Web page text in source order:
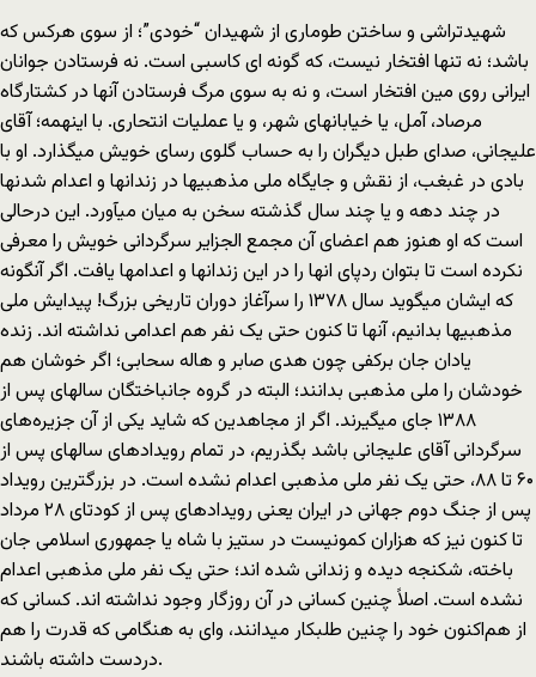
شهیدتراشی و ساختن طوماری از شهیدان “خودی”؛ از سوی هرکس که
باشد؛ نه تنها افتخار نیست، که گونه ای کاسبی است. نه فرستادن جوانان
ایرانی روی مین افتخار است، و نه به سوی مرگ فرستادن آنها در کشتارگاه
مرصاد، آمل، یا خیابانهای شهر، و یا عملیات انتحاری. با اینهمه؛ آقای
علیجانی، صدای طبل دیگران را به حساب گلوی رسای خویش میگذارد. او با
بادی در غبغب، از نقش و جایگاه ملی مذهبیها در زندانها و اعدام شدنها
در چند دهه و یا چند سال گذشته سخن به میان میآورد. این درحالی
است که او هنوز هم اعضای آن مجمع الجزایر سرگردانی خویش را معرفی
نکرده است تا بتوان ردپای انها را در این زندانها و اعدامها یافت. اگر آنگونه
که ایشان میگوید سال ۱٣۷٨ را سرآغاز دوران تاریخی بزرگ! پیدایش ملی
مذهبیها بدانیم، آنها تا کنون حتی یک نفر هم اعدامی نداشته اند. زنده
یادان جان برکفی چون هدی صابر و هاله سحابی؛ اگر خوشان هم
خودشان را ملی مذهبی بدانند؛ البته در گروه جانباختگان سالهای پس از
۱٣٨٨ جای میگیرند. اگر از مجاهدین که شاید یکی از آن جزیره‌های
سرگردانی آقای علیجانی باشد بگذریم، در تمام رویدادهای سالهای پس از
۶۰ تا ٨٨، حتی یک نفر ملی مذهبی اعدام نشده است. در بزرگترین رویداد
پس از جنگ دوم جهانی در ایران یعنی رویدادهای پس از کودتای ۲٨ مرداد
تا کنون نیز که هزاران کمونیست در ستیز با شاه یا جمهوری اسلامی جان
باخته، شکنجه دیده و زندانی شده اند؛ حتی یک نفر ملی مذهبی اعدام
نشده است. اصلاً چنین کسانی در آن روزگار وجود نداشته اند. کسانی که
از هم‌اکنون خود را چنین طلبکار میدانند، وای به هنگامی که قدرت را هم
دردست داشته باشند.